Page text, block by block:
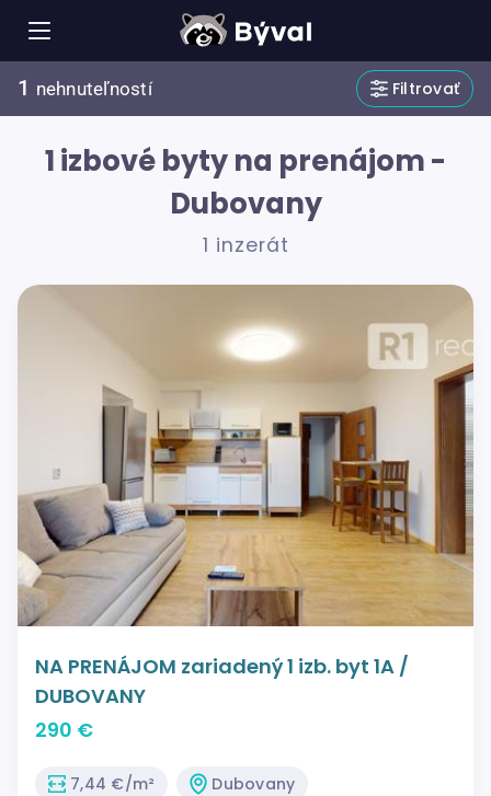
1 nehnuteľností Filtrovať
1 izbové byty na prenájom -
Dubovany
1 inzerát
NA PRENÁJOM zariadený 1 izb. byt 1A /
DUBOVANY
290 €
7,44 €/m²
Dubovany